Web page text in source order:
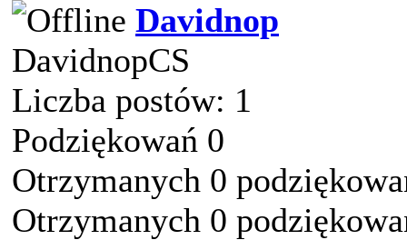
Davidnop
DavidnopCS
Liczba postów: 1
Podziękowań 0
Otrzymanych 0
Otrzymanych 0